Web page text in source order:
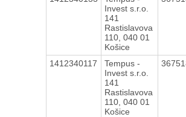
Invest s.r.o.
141
Rastislavova
110, 040 01
Košice
1412340117
Tempus -
Invest s.r.o.
141
Rastislavova
110, 040 01
Košice